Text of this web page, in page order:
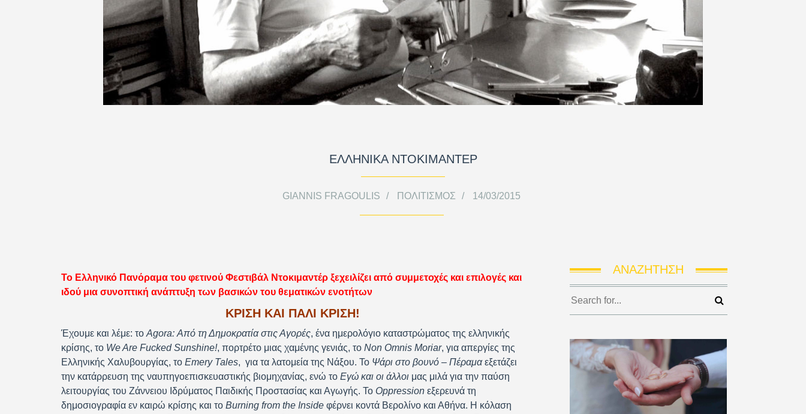
ΕΛΛΗΝΙΚΑ ΝΤΟΚΙΜΑΝΤΕΡ
GIANNIS FRAGOULIS ΠΟΛΙΤΙΣΜΌΣ 14/03/2015
Το Ελληνικό Πανόραμα του φετινού Φεστιβάλ Ντοκιμαντέρ ξεχειλίζει από συμμετοχές και επιλογές και
ιδού μια συνοπτική ανάπτυξη των βασικών του θεματικών ενοτήτων
ΚΡΊΣΗ ΚΑΙ ΠΆΛΙ ΚΡΊΣΗ!
Έχουμε και λέμε: το Agora: Από τη Δημοκρατία στις Αγορές, ένα ημερολόγιο καταστρώματος της ελληνικής
κρίσης, το We Are Fucked Sunshine!, πορτρέτο μιας χαμένης γενιάς, το Non Omnis Moriar, για απεργίες της
Ελληνικής Χαλυβουργίας, το Emery Tales, για τα λατομεία της Νάξου. Το Ψάρι στο βουνό – Πέραμαεξετάζει
την κατάρρευση της ναυπηγοεπισκευαστικής βιομηχανίας, ενώ το Εγώ και οι άλλοι μας μιλά για την παύση
λειτουργίας του Ζάννειου Ιδρύματος Παιδικής Προστασίας και Αγωγής. Το Oppression εξερευνά τη
δημοσιογραφία εν καιρώ κρίσης και το Burning from the Inside φέρνει κοντά Βερολίνο και Αθήνα. Η κόλαση
ΑΝΑΖΉΤΗΣΗ